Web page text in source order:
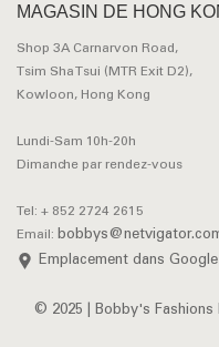
MAGASIN DE HONG
Shop 3A Carnarvon Road,
Tsim Sha Tsui (MTR Exit D2),
Kowloon, Hong Kong
Lundi-Sam 10h-20h
Dimanche par rendez-vous
Tel: + 852 2724 2615
Email:
Emplacement dans
© 2025 | Bobby's Fashions